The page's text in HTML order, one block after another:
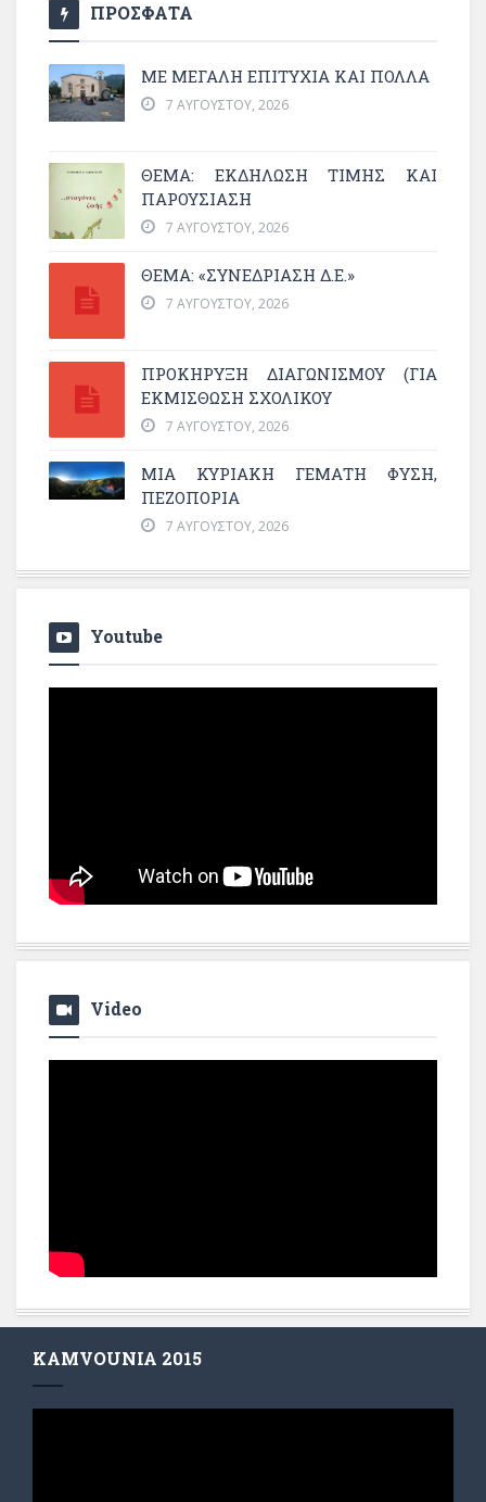
ΠΡΟΣΦΑΤΑ
ΜΕ ΜΕΓΆΛΗ ΕΠΙΤΥΧΊΑ ΚΑΙ ΠΟΛΛΆ
7 ΑΥΓΟΎΣΤΟΥ, 2026
ΘΈΜΑ: ΕΚΔΉΛΩΣΗ ΤΙΜΉΣ ΚΑΙ
ΠΑΡΟΥΣΊΑΣΗ
7 ΑΥΓΟΎΣΤΟΥ, 2026
ΘΕΜΑ: «ΣΥΝΕΔΡΊΑΣΗ Δ.Ε.»
7 ΑΥΓΟΎΣΤΟΥ, 2026
ΠΡΟΚΗΡΥΞΗ ΔΙΑΓΩΝΙΣΜΟΥ (ΓΙΑ
ΕΚΜΊΣΘΩΣΗ ΣΧΟΛΙΚΟΎ
7 ΑΥΓΟΎΣΤΟΥ, 2026
ΜΙΑ ΚΥΡΙΑΚΉ ΓΕΜΆΤΗ ΦΎΣΗ,
ΠΕΖΟΠΟΡΊΑ
7 ΑΥΓΟΎΣΤΟΥ, 2026
Youtube
Video
KAMVOUNIA 2015